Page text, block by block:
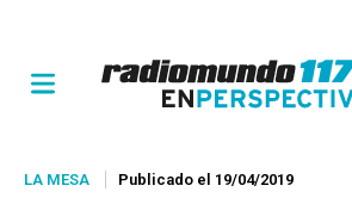
LA MESA Publicado el 19/04/2019